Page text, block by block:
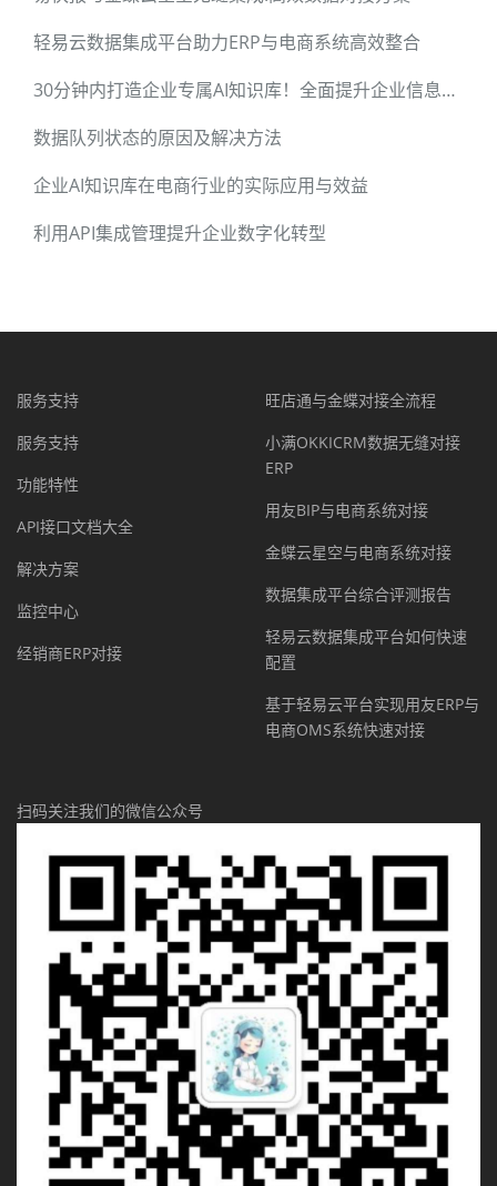
轻易云数据集成平台助力ERP与电商系统高效整合
30分钟内打造企业专属AI知识库！全面提升企业信息化水平
数据队列状态的原因及解决方法
企业AI知识库在电商行业的实际应用与效益
利用API集成管理提升企业数字化转型
服务支持
服务支持
功能特性
API接口文档大全
解决方案
监控中心
经销商ERP对接
旺店通与金蝶对接全流程
小满OKKICRM数据无缝对接
ERP
用友BIP与电商系统对接
金蝶云星空与电商系统对接
数据集成平台综合评测报告
轻易云数据集成平台如何快速
配置
基于轻易云平台实现用友ERP与
电商OMS系统快速对接
扫码关注我们的微信公众号